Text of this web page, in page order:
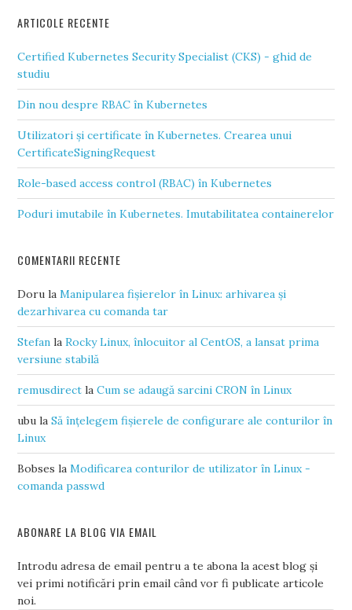
ARTICOLE RECENTE
Certified Kubernetes Security Specialist (CKS) - ghid de
studiu
Din nou despre RBAC în Kubernetes
Utilizatori și certificate în Kubernetes. Crearea unui
CertificateSigningRequest
Role-based access control (RBAC) în Kubernetes
Poduri imutabile în Kubernetes. Imutabilitatea containerelor
COMENTARII RECENTE
Doru laManipularea fișierelor în Linux: arhivarea și
dezarhivarea cu comanda tar
Stefan laRocky Linux, înlocuitor al CentOS, a lansat prima
versiune stabilă
remusdirect laCum se adaugă sarcini CRON în Linux
ubu laSă înțelegem fișierele de configurare ale conturilor în
Linux
Bobses laModificarea conturilor de utilizator în Linux -
comanda passwd
ABONARE LA BLOG VIA EMAIL
Introdu adresa de email pentru a te abona la acest blog și
vei primi notificări prin email când vor fi publicate articole
noi.